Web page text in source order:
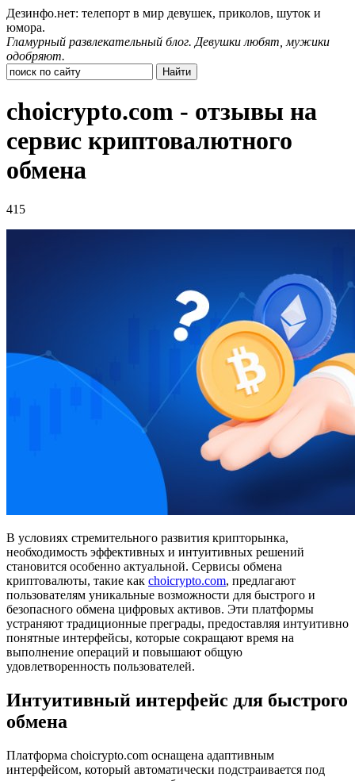
Дезинфо.нет: телепорт в мир девушек, приколов, шуток и
юмора.
Гламурный развлекательный блог. Девушки любят, мужики
одобряют.
choicrypto.com - отзывы на
сервис криптовалютного
обмена
415
В условиях стремительного развития крипторынка,
необходимость эффективных и интуитивных решений
становится особенно актуальной. Сервисы обмена
криптовалюты, такие как choicrypto.com, предлагают
пользователям уникальные возможности для быстрого и
безопасного обмена цифровых активов. Эти платформы
устраняют традиционные преграды, предоставляя интуитивно
понятные интерфейсы, которые сокращают время на
выполнение операций и повышают общую
удовлетворенность пользователей.
Интуитивный интерфейс для быстрого
обмена
Платформа choicrypto.com оснащена адаптивным
интерфейсом, который автоматически подстраивается под